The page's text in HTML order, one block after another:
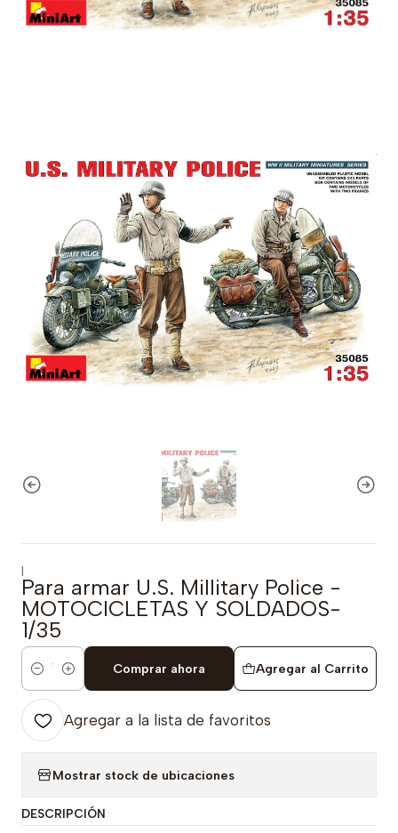
|
Para armar U.S. Millitary Police -
MOTOCICLETAS Y SOLDADOS-
1/35
Cantidad
Agregar al Carrito
Comprar ahora
Agregar a la lista de favoritos
Mostrar stock de ubicaciones
DESCRIPCIÓN